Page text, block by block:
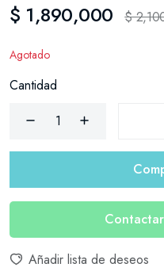
$ 1,890,000 $
Agotado
Cantidad
Añadir lista de deseos